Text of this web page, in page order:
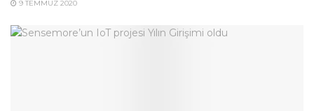
9 TEMMUZ 2020